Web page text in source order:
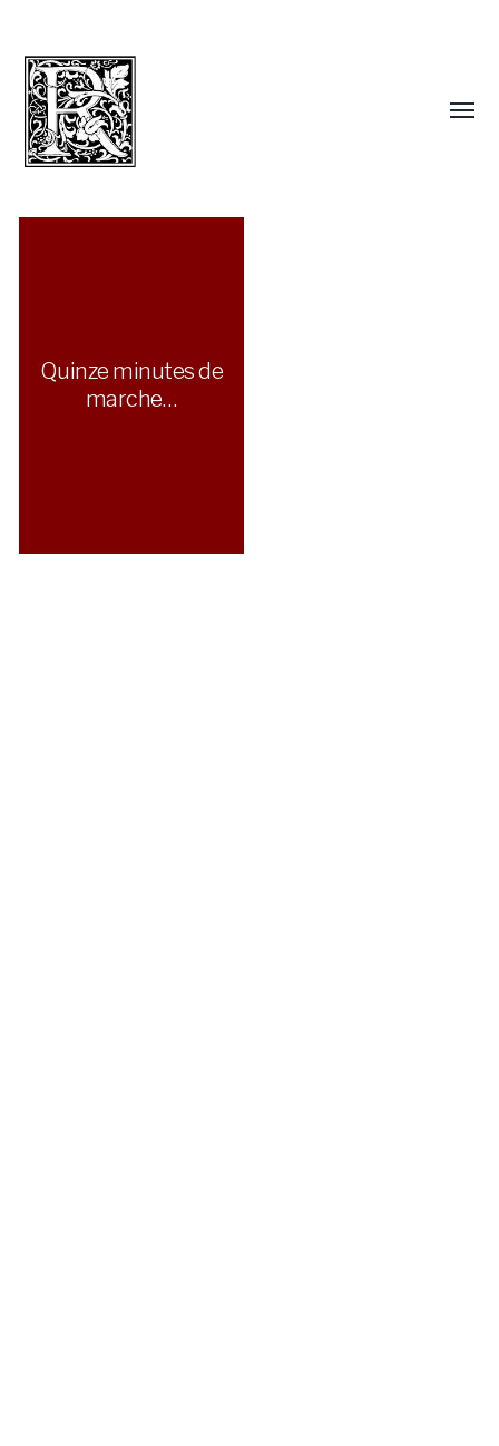
Quinze minutes de
marche…